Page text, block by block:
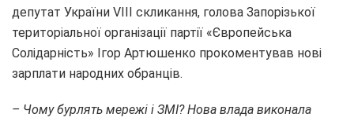
депутат України VIII скликання, голова Запорізької
територіальної організації партії «Європейська
Солідарність» Ігор Артюшенко прокоментував нові
зарплати народних обранців.
– Чому бурлять мережі і ЗМІ? Нова влада виконала